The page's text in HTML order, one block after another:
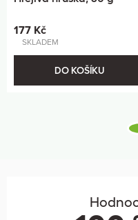
177 Kč
SKLADEM
DO KOŠÍKU